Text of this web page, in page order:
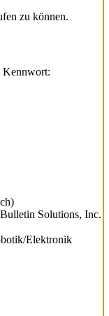
zu können.
Kennwort:
Solutions, Inc.
Elektronik